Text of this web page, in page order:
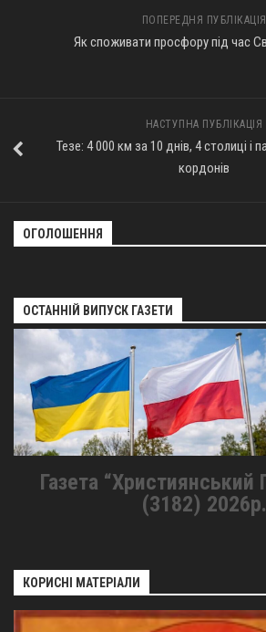
ПОПЕРЕДНЯ ПУБЛІКАЦІЯ
Як споживати просфору під час
НАСТУПНА ПУБЛІКАЦІЯ
Тезе: 4 000 км за 10 днів, 4 столиці і
кордонів
ОГОЛОШЕННЯ
ОСТАННІЙ ВИПУСК ГАЗЕТИ
Газета
(3182) 2026р.
КОРИСНІ МАТЕРІАЛИ